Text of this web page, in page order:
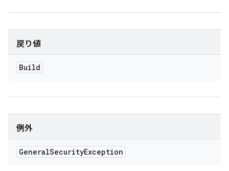
戻り値
Build
例外
GeneralSecurityException